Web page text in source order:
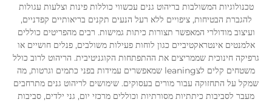
מקרים
הורדה
לְהִתְחַבֵּר אֵלֵינוּ
טכנולוגיות המשולבות בריהוט גנים עכשווי כוללות פינות וצלעות עגולות
להגברת הבטיחות, ציפויים ללא רעל הנעים תקנים בריאותיים קפדניים,
ועיצוב מודולרי המאפשר תצורות כיתות גמישות. רבים מהפריטים כוללים
אלמנטים אינטראקטיביים כגון לוחות פעילות משולבים, פנלים חושיים או
גרפיקה חינוכית שממריצים את ההתפתחות הקוגניטיבית. הריהוט לרוב כולל
משטחים קלים לצleaning שמאפשרים עמידות בפני כתמים וגרטות, מה
שמקל על התחזוקה עבור מורים בעסוקים. שימושים לריהוט גנים מתרחבים
מעבר לסביבות כיתתיות מסורתיות וכוללים מרכזי יום, גני ילדים, סביבות